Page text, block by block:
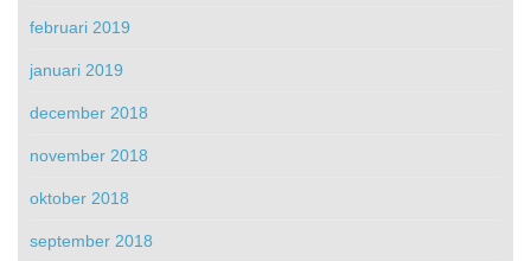
februari 2019
januari 2019
december 2018
november 2018
oktober 2018
september 2018